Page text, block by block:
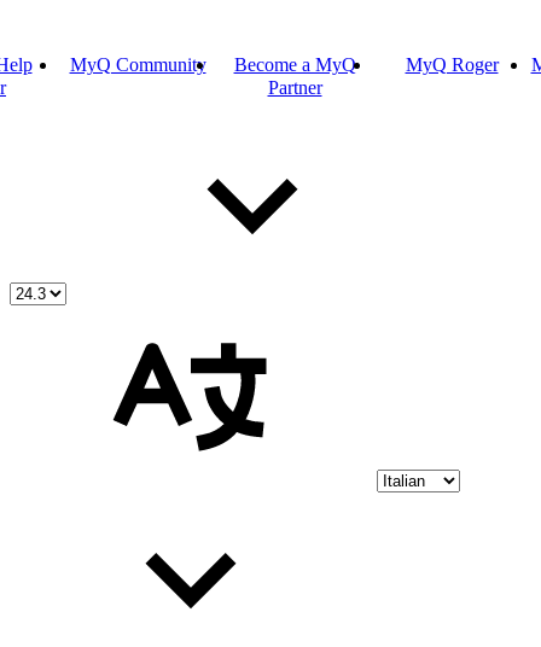
MyQ Community
Become a MyQ
Partner
MyQ Roger